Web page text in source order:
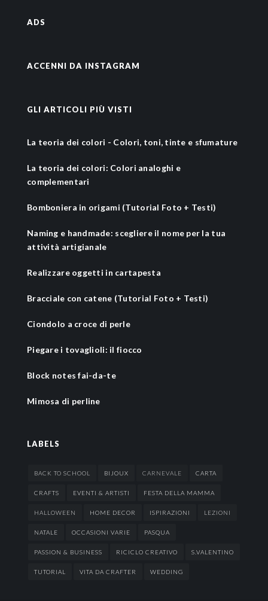
ADS
ACCENNI DA INSTAGRAM
GLI ARTICOLI PIÙ VISTI
La teoria dei colori - Colori, toni, tinte e sfumature
La teoria dei colori: Colori analoghi e
complementari
Bomboniera in origami (Tutorial Foto + Testi)
Naming e handmade: scegliere il nome per la tua
attività artigianale
Realizzare oggetti in cartapesta
Bracciale con catene (Tutorial Foto + Testi)
Ciondolo a croce di perle
Piegare i tovaglioli: il fiocco
Block notes fai-da-te
Mimosa di perline
LABELS
BACK TO SCHOOL BIJOUX CARNEVALE CARTA
CRAFTS EVENTI & ARTISTI FESTA DELLA MAMMA
HALLOWEEN HOME DECOR ISPIRAZIONI LEZIONI
NATALE OCCASIONI VARIE PASQUA
PASSION & BUSINESS RICICLO CREATIVO S.VALENTINO
TUTORIAL VITA DA CRAFTER WEDDING